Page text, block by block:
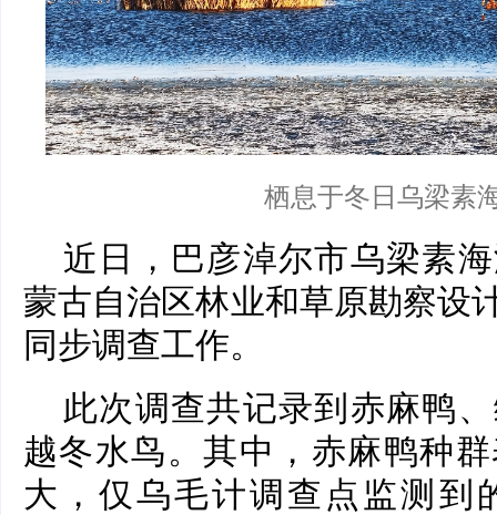
栖息于冬日乌梁素
近日，巴彦淖尔市乌梁素
蒙古自治区林业和草原勘察设
同步调查工作。
此次调查共记录到赤麻鸭
越冬水鸟。其中，赤麻鸭种
大，仅乌毛计调查点监测到